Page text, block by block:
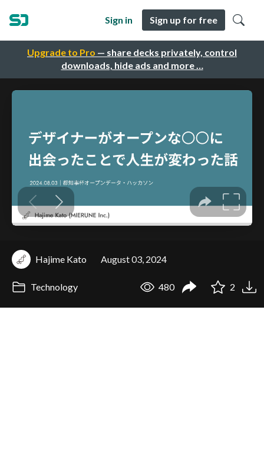
Upgrade to Pro — share decks privately, control
downloads, hide ads and more …
Sign in Sign up for free
Hajime Kato August 03, 2024
Technology 480 2